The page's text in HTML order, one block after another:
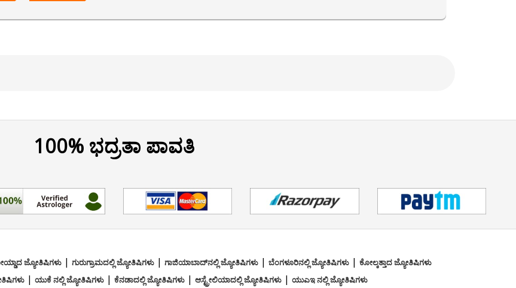
Vedic Jyotish Kendra
100% ಭದ್ರತಾ ಪಾವತಿ
ಜ್ಯೋತಿಷಿಗಳು | ಗುರುಗ್ರಾಮದಲ್ಲಿ ಜ್ಯೋತಿಷಿಗಳು | ಗಾಜಿಯಾಬಾದ್‌ನಲ್ಲಿ ಜ್ಯೋತಿಷಿಗಳು | ಬೆಂಗಳೂರಿನಲ್ಲಿ ಜ್ಯೋತಿಷಿಗಳು | ಕೋಲ್ಕತ್ತಾದ ಜ್ಯೋತಿಷಿಗಳು
| ಯುಕೆ ನಲ್ಲಿ ಜ್ಯೋತಿಷಿಗಳು | ಕೆನಡಾದಲ್ಲಿ ಜ್ಯೋತಿಷಿಗಳು | ಆಸ್ಟ್ರೇಲಿಯಾದಲ್ಲಿ ಜ್ಯೋತಿಷಿಗಳು | ಯುಎಇ ನಲ್ಲಿ ಜ್ಯೋತಿಷಿಗಳು